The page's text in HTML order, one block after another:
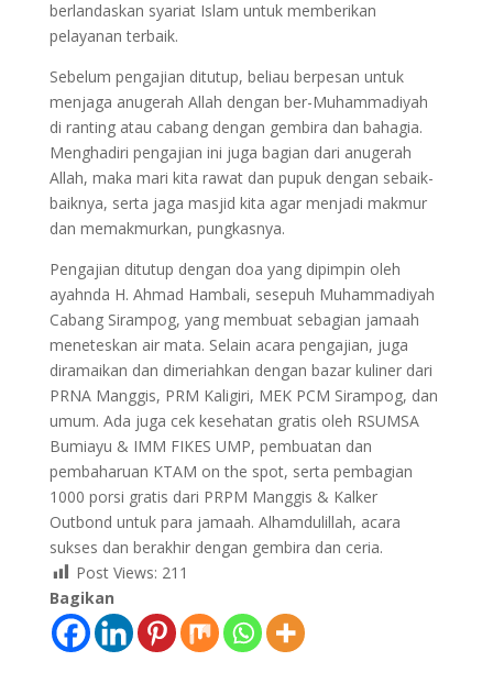
berlandaskan syariat Islam untuk memberikan
pelayanan terbaik.
Sebelum pengajian ditutup, beliau berpesan untuk
menjaga anugerah Allah dengan ber-Muhammadiyah
di ranting atau cabang dengan gembira dan bahagia.
Menghadiri pengajian ini juga bagian dari anugerah
Allah, maka mari kita rawat dan pupuk dengan sebaik-
baiknya, serta jaga masjid kita agar menjadi makmur
dan memakmurkan, pungkasnya.
Pengajian ditutup dengan doa yang dipimpin oleh
ayahnda H. Ahmad Hambali, sesepuh Muhammadiyah
Cabang Sirampog, yang membuat sebagian jamaah
meneteskan air mata. Selain acara pengajian, juga
diramaikan dan dimeriahkan dengan bazar kuliner dari
PRNA Manggis, PRM Kaligiri, MEK PCM Sirampog, dan
umum. Ada juga cek kesehatan gratis oleh RSUMSA
Bumiayu & IMM FIKES UMP, pembuatan dan
pembaharuan KTAM on the spot, serta pembagian
1000 porsi gratis dari PRPM Manggis & Kalker
Outbond untuk para jamaah. Alhamdulillah, acara
sukses dan berakhir dengan gembira dan ceria.
Post Views: 211
Bagikan